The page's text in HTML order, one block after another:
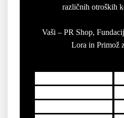
različnih otroških
Vaši – PR Shop,
Lora in Primož